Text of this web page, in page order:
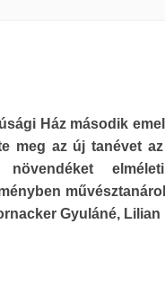
Ház második
meg az új tanévet
növendéket
Gyuláné, Lilian